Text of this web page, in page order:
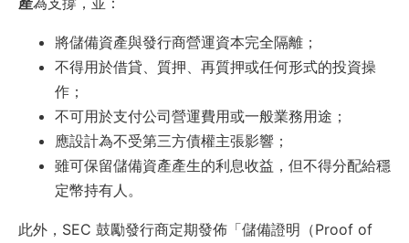
將儲備資產與發行商營運資本完全隔離；
不得用於借貸、質押、再質押或任何形式的投資操
作；
不可用於支付公司營運費用或一般業務用途；
應設計為不受第三方債權主張影響；
雖可保留儲備資產產生的利息收益，但不得分配給穩
定幣持有人。
此外，SEC 鼓勵發行商定期發佈「儲備證明（Proof of